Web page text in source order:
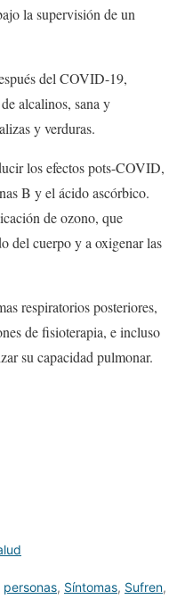
la supervisión de un
del COVID-19,
alcalinos, sana y
y verduras.
los efectos pots-COVID,
B y el ácido ascórbico.
de ozono, que
del cuerpo y a oxigenar las
respiratorios posteriores,
de fisioterapia, e incluso
su capacidad pulmonar.
personas, Síntomas, Sufren,